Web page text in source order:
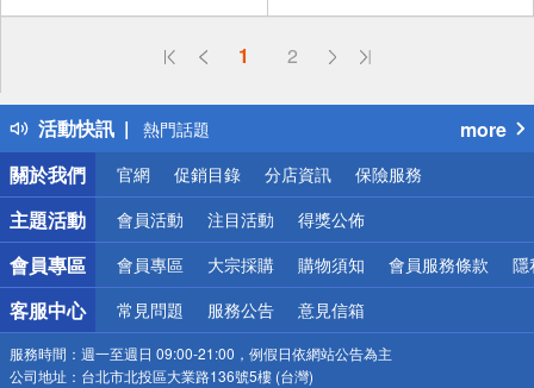
1 2
活動快訊
偏遠地區配送
得獎公告
熱門話題
銀行優惠
偏遠地區配送
詐騙網頁！請小心！
more
關於我們
官網 促銷目錄 分店資訊 保險服務
主題活動 會員活動 注目活動 得獎公佈
會員專區 會員專區 大宗採購 購物須知 會員服務條款 隱
客服中心 常見問題 服務公告 意見信箱
服務時間： 週一至週日 09:00-21:00，例假日依網站公告為主
公司地址： 台北市北投區大業路136號5樓 (台灣)